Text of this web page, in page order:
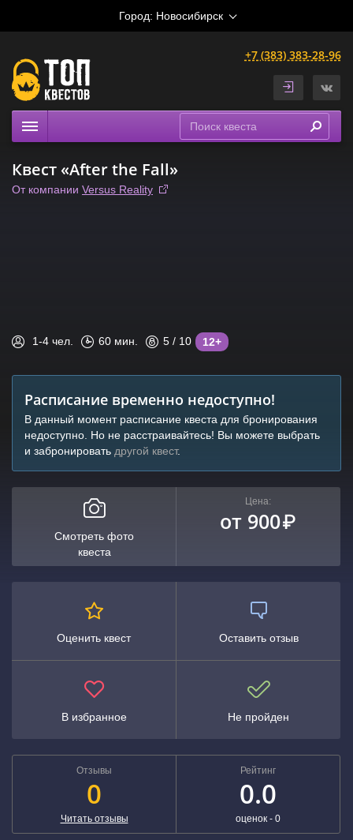
Город: Новосибирск
+7 (383) 383-28-96
Расписание
Квест «After the Fall»
От компании Versus Reality
1-4 чел. 60 мин. 5 / 10 12+
Расписание временно недоступно!
В данный момент расписание квеста для бронирования
недоступно. Но не расстраивайтесь! Вы можете выбрать
и забронировать другой квест.
Смотреть фото
квеста
Цена:
от 900₽
Оценить квест Оставить отзыв
В избранное Не пройден
Отзывы
0
Читать отзывы
Рейтинг
0.0
оценок - 0